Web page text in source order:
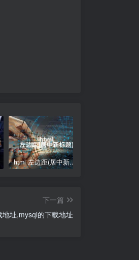
html 左边距(居中新标题)
下一篇
地址,mysql的下载地址